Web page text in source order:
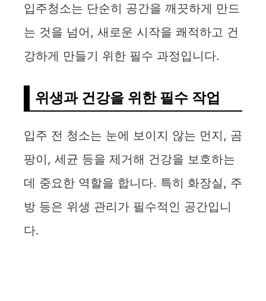
입주청소는 단순히 공간을 깨끗하게 만드
는 것을 넘어, 새로운 시작을 쾌적하고 건
강하게 만들기 위한 필수 과정입니다.
위생과 건강을 위한 필수 작업
입주 전 청소는 눈에 보이지 않는 먼지, 곰
팡이, 세균 등을 제거해 건강을 보호하는
데 중요한 역할을 합니다. 특히 화장실, 주
방 등은 위생 관리가 필수적인 공간입니
다.